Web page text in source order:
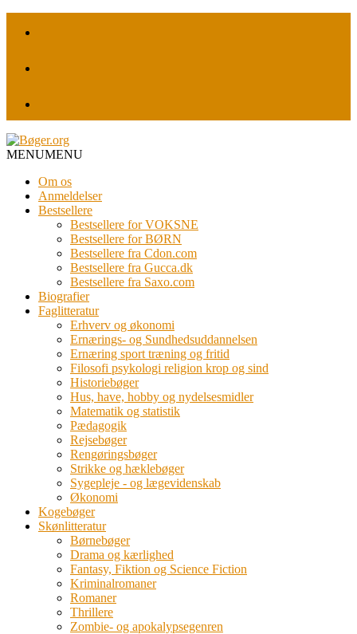
MENUMENU
Om os
Anmeldelser
Bestsellere
Bestsellere for VOKSNE
Bestsellere for BØRN
Bestsellere fra Cdon.com
Bestsellere fra Gucca.dk
Bestsellere fra Saxo.com
Biografier
Faglitteratur
Erhverv og økonomi
Ernærings- og Sundhedsuddannelsen
Ernæring sport træning og fritid
Filosofi psykologi religion krop og sind
Historiebøger
Hus, have, hobby og nydelsesmidler
Matematik og statistik
Pædagogik
Rejsebøger
Rengøringsbøger
Strikke og hæklebøger
Sygepleje - og lægevidenskab
Økonomi
Kogebøger
Skønlitteratur
Børnebøger
Drama og kærlighed
Fantasy, Fiktion og Science Fiction
Kriminalromaner
Romaner
Thrillere
Zombie- og apokalypsegenren